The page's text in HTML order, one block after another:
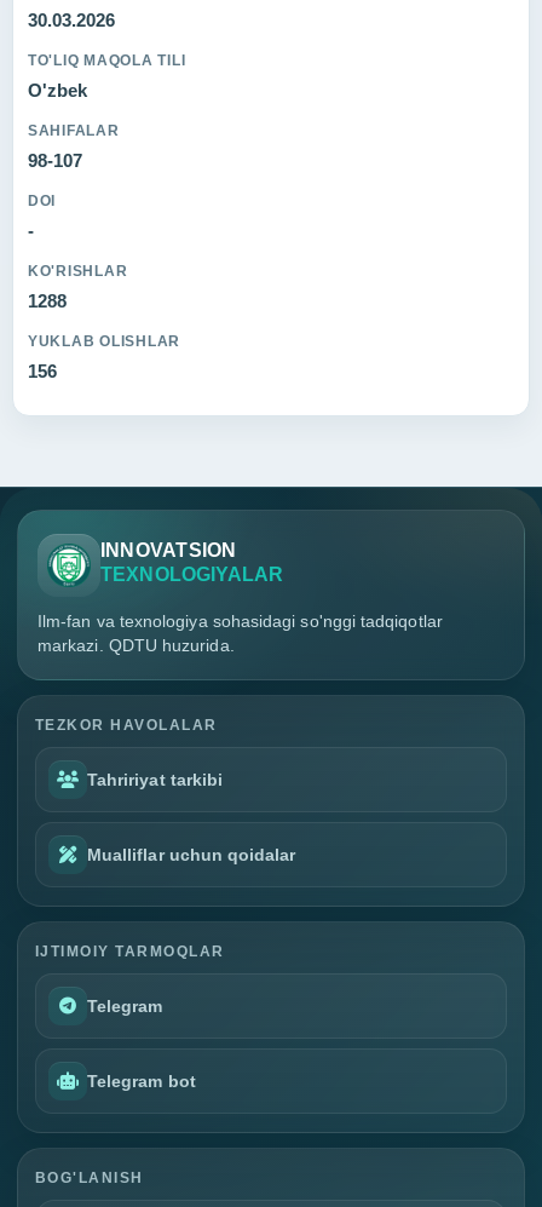
30.03.2026
TO'LIQ MAQOLA TILI
O'zbek
SAHIFALAR
98-107
DOI
-
KO'RISHLAR
1288
YUKLAB OLISHLAR
156
INNOVATSION
TEXNOLOGIYALAR
Ilm-fan va texnologiya sohasidagi so'nggi tadqiqotlar
markazi. QDTU huzurida.
TEZKOR HAVOLALAR
Tahririyat tarkibi
Mualliflar uchun qoidalar
IJTIMOIY TARMOQLAR
Telegram
Telegram bot
BOG'LANISH